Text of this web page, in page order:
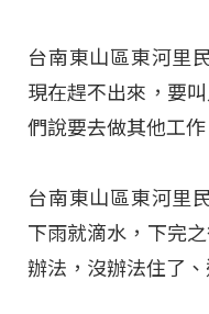
台南東山區東河里
現在趕不出來，要
們說要去做其他工作
台南東山區東河里
下雨就滴水，下完
辦法，沒辦法住了、